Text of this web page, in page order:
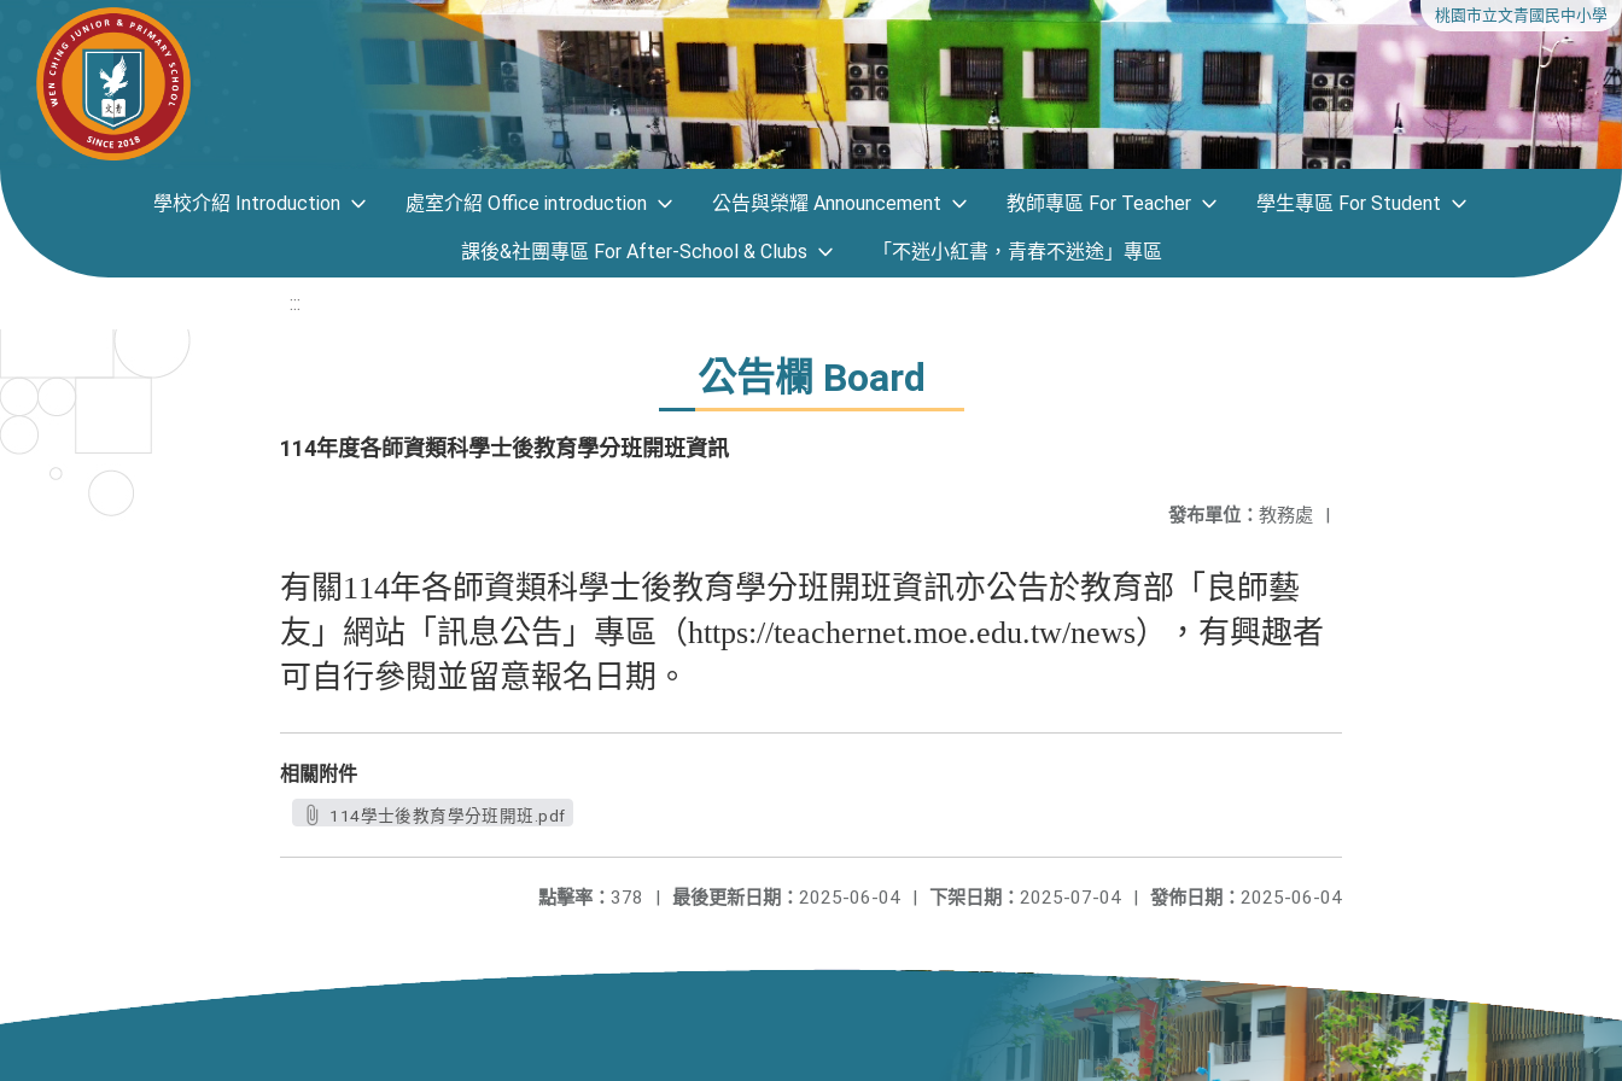
桃園市立文青國民中小學
學校介紹 Introduction 處室介紹 Office introduction 公告與榮耀 Announcement 教師專區 For Teacher 學生專區 For Student
課後&社團專區 For After-School & Clubs 「不迷小紅書，青春不迷途」專區
:::
公告欄 Board
114年度各師資類科學士後教育學分班開班資訊
發布單位： 教務處 |
有關114年各師資類科學士後教育學分班開班資訊亦公告於教育部「良師藝
友」網站「訊息公告」專區（https://teachernet.moe.edu.tw/news），有興趣者
可自行參閱並留意報名日期。
相關附件
114學士後教育學分班開班.pdf
發佈日期： 2025-06-04
下架日期： 2025-07-04 |
最後更新日期： 2025-06-04 |
點擊率： 378 |